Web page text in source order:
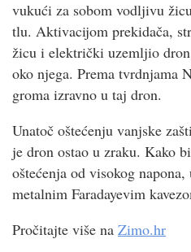
vukući za sobom vodljivu
tlu. Aktivacijom prekidača,
žicu i električki uzemljio
oko njega. Prema tvrdnjama
groma izravno u taj dron.
Unatoč oštećenju vanjske
je dron ostao u zraku. Kako
oštećenja od visokog
metalnim Faradayevim
Pročitajte više na Zimo.hr